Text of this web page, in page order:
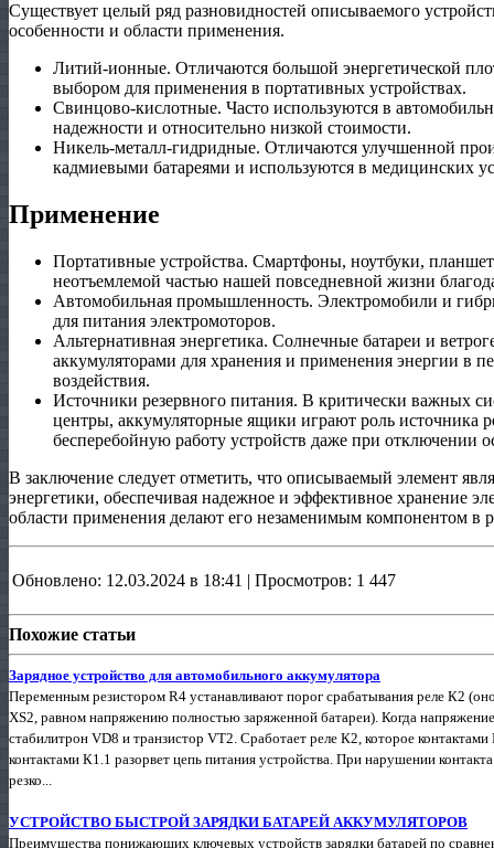
Существует целый ряд разновидностей описываемого
особенности и области применения.
Литий-ионные. Отличаются большой энергетической
выбором для применения в портативных устройствах.
Свинцово-кислотные. Часто используются в
надежности и относительно низкой стоимости.
Никель-металл-гидридные. Отличаются улучшенной
кадмиевыми батареями и используются в медицинских
Применение
Портативные устройства. Смартфоны, ноутбуки,
неотъемлемой частью нашей повседневной жизни
Автомобильная промышленность. Электромобили и
для питания электромоторов.
Альтернативная энергетика. Солнечные батареи и
аккумуляторами для хранения и применения энергии в
воздействия.
Источники резервного питания. В критически важных
центры, аккумуляторные ящики играют роль источника
бесперебойную работу устройств даже при отключении
В заключение следует отметить, что описываемый элемент
энергетики, обеспечивая надежное и эффективное хранение
области применения делают его незаменимым компонентом в
Обновлено: 12.03.2024 в 18:41 | Просмотров: 1 447
Похожие статьи
Зарядное устройство для автомобильного аккумулятора
Переменным резистором R4 устанавливают порог срабатывания реле К2
XS2, равном напряжению полностью заряженной батареи). Когда
стабилитрон VD8 и транзистор VT2. Сработает реле К2, которое
контактами К1.1 разорвет цепь питания устройства. При нарушении
резко...
УСТРОЙСТВО БЫСТРОЙ ЗАРЯДКИ БАТАРЕЙ АККУМУЛЯТОРОВ
Преимущества понижающих ключевых устройств зарядки батарей по